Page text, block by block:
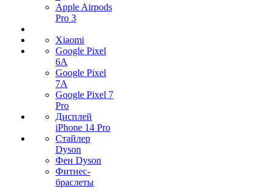
Apple Airpods
Pro 3
Xiaomi
Google Pixel
6A
Google Pixel
7А
Google Pixel 7
Pro
Дисплей
iPhone 14 Pro
Стайлер
Dyson
Фен Dyson
Фитнес-
браслеты